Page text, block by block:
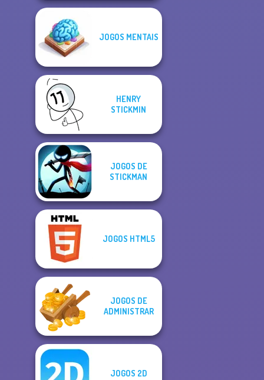
JOGOS MENTAIS
HENRY
STICKMIN
JOGOS DE
STICKMAN
JOGOS HTML5
JOGOS DE
ADMINISTRAR
JOGOS 2D